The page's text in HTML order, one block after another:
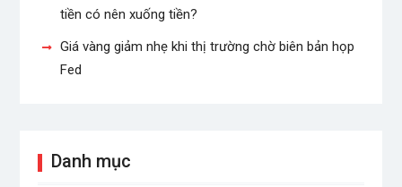
tiền có nên xuống tiền?
Giá vàng giảm nhẹ khi thị trường chờ biên bản họp
Fed
Danh mục